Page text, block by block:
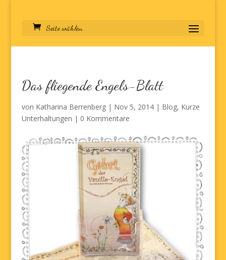
Seite wählen
Das fliegende Engels-Blatt
von Katharina Berrenberg| Nov 5, 2014| Blog, Kurze
Unterhaltungen | 0 Kommentare